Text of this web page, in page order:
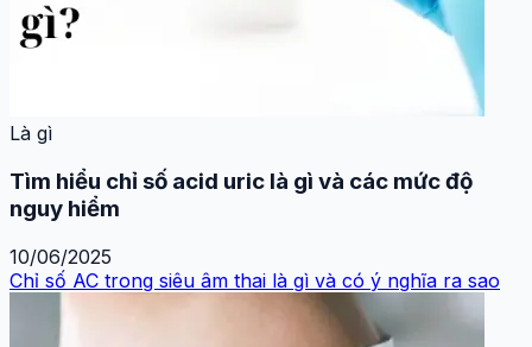
Là gì
Tìm hiểu chỉ số acid uric là gì và các mức độ
nguy hiểm
10/06/2025
Chỉ số AC trong siêu âm thai là gì và có ý nghĩa ra sao